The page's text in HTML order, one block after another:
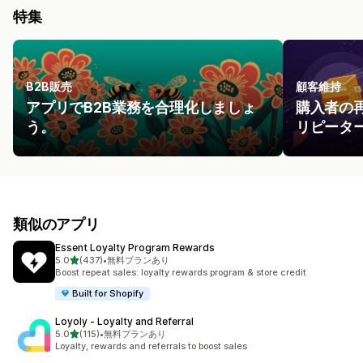
特集
B2B販売
アプリでB2B業務を合理化しましょ
う。
顧客維持
購入者の
リピータ
類似のアプリ
Essent Loyalty Program Rewards
5.05つ星中
(437)
合計レビュー数：437件
•無料プランあり
Boost repeat sales: loyalty rewards program & store credit
Built for Shopify
Loyoly ‑ Loyalty and Referral
5.05つ星中
(115)
合計レビュー数：115件
•無料プランあり
Loyalty, rewards and referrals to boost sales